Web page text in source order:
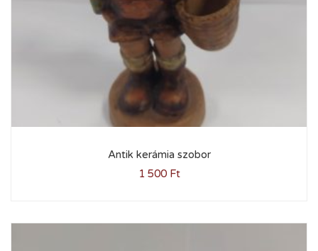
Antik kerámia szobor
1 500 Ft